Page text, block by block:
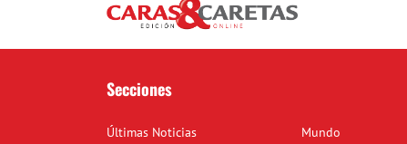
Secciones
Últimas Noticias
Mundo